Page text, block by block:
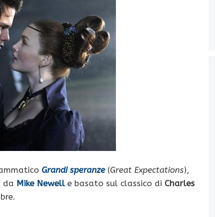
Grandi speranze(Great Expectations),
da Mike Newelle basato sul classico di Charles